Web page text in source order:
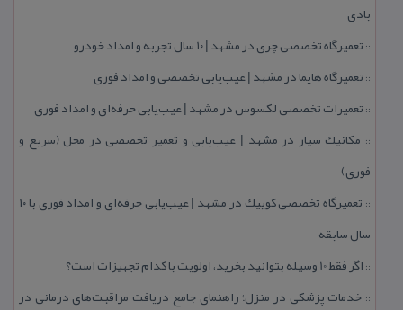
بادی
:: تعمیرگاه تخصصی چری در مشهد | ۱۰ سال تجربه و امداد خودرو
:: تعمیرگاه هایما در مشهد | عیب‌یابی تخصصی و امداد فوری
:: تعمیرات تخصصی لكسوس در مشهد | عیب‌یابی حرفه‌ای و امداد فوری
:: مكانیك سیار در مشهد | عیب‌یابی و تعمیر تخصصی در محل (سریع و
فوری)
::
تعمیرگاه تخصصی كوییك در مشهد | عیب‌یابی حرفه‌ای و امداد فوری با ۱۰
سال سابقه
:: اگر فقط 10 وسیله بتوانید بخرید، اولویت با كدام تجهیزات است؟
:: خدمات پزشكی در منزل؛ راهنمای جامع دریافت مراقبت‌های درمانی در